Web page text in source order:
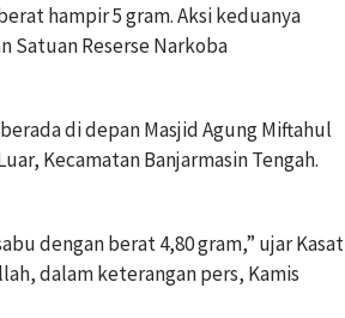
hampir 5 gram. Aksi keduanya
Satuan Reserse Narkoba
di depan Masjid Agung Miftahul
Kecamatan Banjarmasin Tengah.
dengan berat 4,80 gram,” ujar Kasat
dalam keterangan pers, Kamis